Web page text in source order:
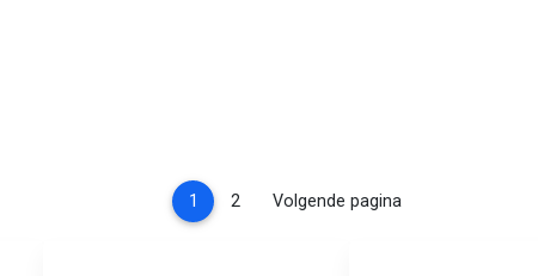
1 (current)
2 Volgende pagina